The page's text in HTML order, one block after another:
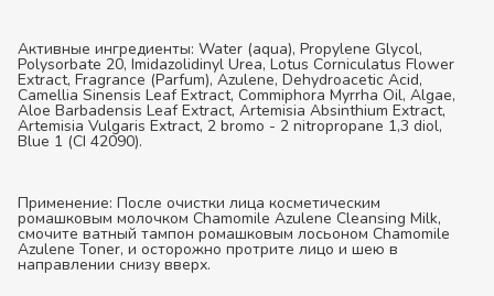
Активные ингредиенты: Water (aqua), Propylene Glycol,
Polysorbate 20, Imidazolidinyl Urea, Lotus Corniculatus Flower
Extract, Fragrance (Parfum), Azulene, Dehydroacetic Acid,
Camellia Sinensis Leaf Extract, Commiphora Myrrha Oil, Algae,
Aloe Barbadensis Leaf Extract, Artemisia Absinthium Extract,
Artemisia Vulgaris Extract, 2 bromo - 2 nitropropane 1,3 diol,
Blue 1 (CI 42090).
Применение: После очистки лица косметическим
ромашковым молочком Chamomile Azulene Cleansing Milk,
смочите ватный тампон ромашковым лосьоном Chamomile
Azulene Toner, и осторожно протрите лицо и шею в
направлении снизу вверх.